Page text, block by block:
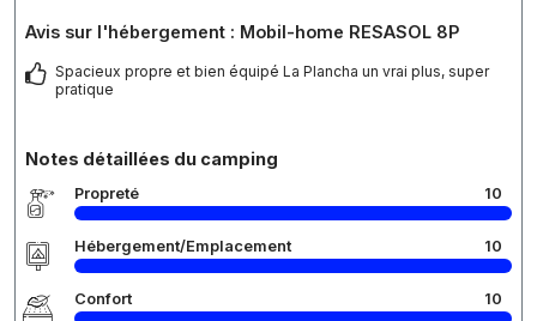
Avis sur l'hébergement : Mobil-home RESASOL 8P
Spacieux propre et bien équipé La Plancha un vrai plus, super
pratique
Notes détaillées du camping
Propreté 10
Hébergement/Emplacement 10
Confort 10